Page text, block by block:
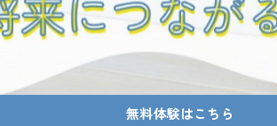
れた
まっていると考えられます。
無料体験はこちら